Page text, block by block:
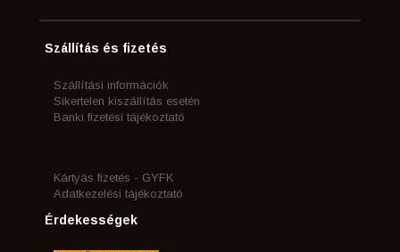
Szállítás és fizetés
Szállítási információk
Sikertelen kiszállítás esetén
Banki fizetési tájékoztató
Kártyás fizetés - GYFK
Adatkezelési tájékoztató
Érdekességek